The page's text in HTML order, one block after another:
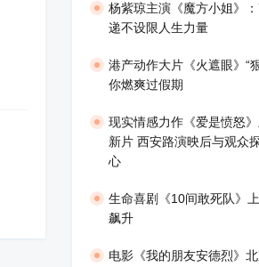
杨紫琼主演《魔方小姐》
递不设限人生力量
港产动作大片《火遮眼》“
你燃爽过假期
现实情感力作《爱是愤怒
新片 西安路演映后与观众
心
生命喜剧《10间敢死队》
飙升
电影《我的朋友安德烈》